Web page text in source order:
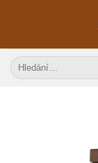
Hledat: